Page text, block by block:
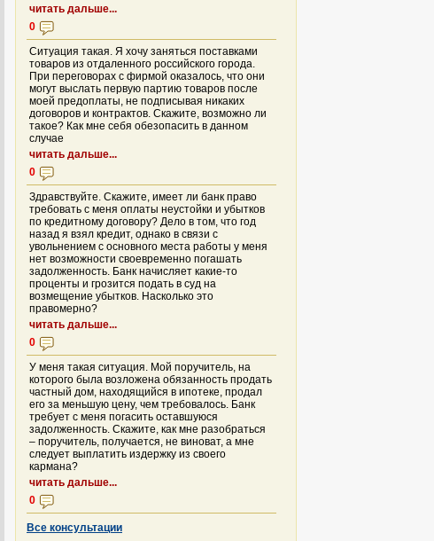
читать дальше...
0
Ситуация такая. Я хочу заняться поставками
товаров из отдаленного российского города.
При переговорах с фирмой оказалось, что они
могут выслать первую партию товаров после
моей предоплаты, не подписывая никаких
договоров и контрактов. Скажите, возможно ли
такое? Как мне себя обезопасить в данном
случае
читать дальше...
0
Здравствуйте. Скажите, имеет ли банк право
требовать с меня оплаты неустойки и убытков
по кредитному договору? Дело в том, что год
назад я взял кредит, однако в связи с
увольнением с основного места работы у меня
нет возможности своевременно погашать
задолженность. Банк начисляет какие-то
проценты и грозится подать в суд на
возмещение убытков. Насколько это
правомерно?
читать дальше...
0
У меня такая ситуация. Мой поручитель, на
которого была возложена обязанность продать
частный дом, находящийся в ипотеке, продал
его за меньшую цену, чем требовалось. Банк
требует с меня погасить оставшуюся
задолженность. Скажите, как мне разобраться
– поручитель, получается, не виноват, а мне
следует выплатить издержку из своего
кармана?
читать дальше...
0
Все консультации